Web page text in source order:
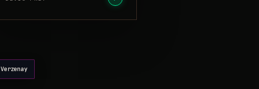
Verzenay